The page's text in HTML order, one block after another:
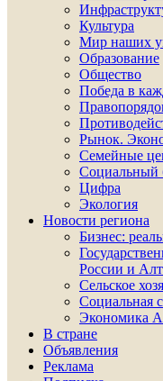
Культура
Мир наших
Образование
Общество
Победа в
Рынок.
Семейные
Социальный
Цифра
Экология
Новости региона
Бизнес:
России и
Сельское
Социальная
Экономика
В стране
Объявления
Реклама